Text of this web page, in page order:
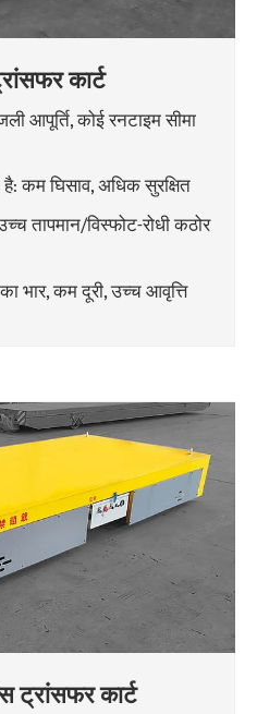
कार्ट
आपूर्ति, कोई रनटाइम सीमा
कम घिसाव, अधिक सुरक्षित
तापमान/विस्फोट-रोधी कठोर
भार, कम दूरी, उच्च आवृत्ति
ट्रांसफर कार्ट